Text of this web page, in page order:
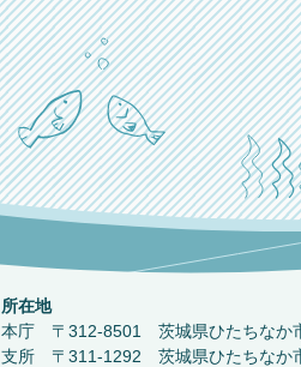
所在地
本庁 〒312-8501 茨城県ひたちなか
支所 〒311-1292 茨城県ひたちなか